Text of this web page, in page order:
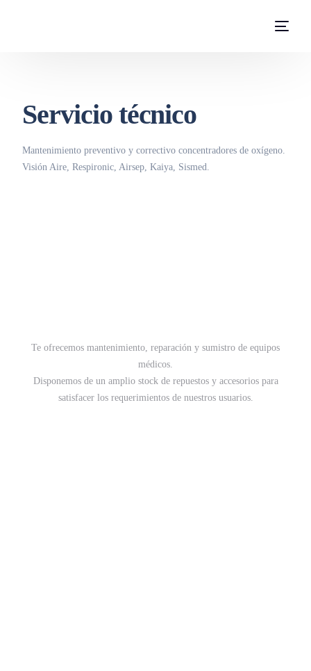
Servicio técnico
Mantenimiento preventivo y correctivo concentradores de oxígeno.
Visión Aire, Respironic, Airsep, Kaiya, Sismed.
Te ofrecemos mantenimiento, reparación y sumistro de equipos
médicos.
Disponemos de un amplio stock de repuestos y accesorios para
satisfacer los requerimientos de nuestros usuarios.